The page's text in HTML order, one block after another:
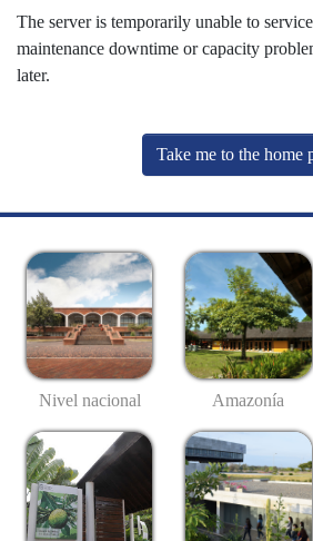
The server is temporarily unable to
maintenance downtime or capacity
later.
Take me to the home
Nivel nacional Amazonía